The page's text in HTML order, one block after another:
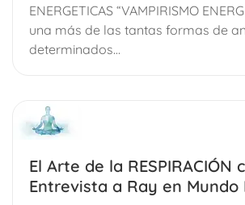
ENERGETICAS “VAMPIRISMO
una más de las tantas formas de
determinados...
El Arte de la RESPIRACIÓN
Entrevista a Ray en